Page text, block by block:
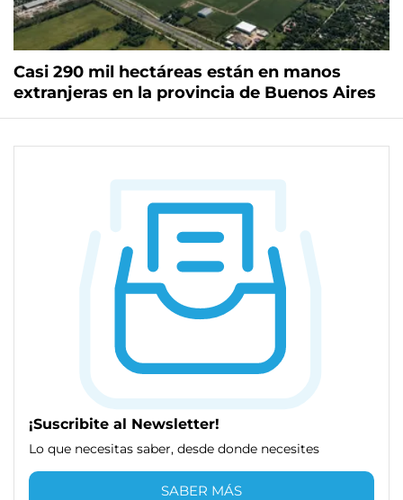
Casi 290 mil hectáreas están en manos
extranjeras en la provincia de Buenos Aires
¡Suscribite al Newsletter!
Lo que necesitas saber, desde donde necesites
SABER MÁS